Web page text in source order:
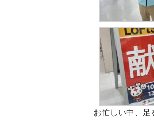
お忙しい中、足